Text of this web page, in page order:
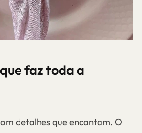
faz toda a
detalhes que encantam. O